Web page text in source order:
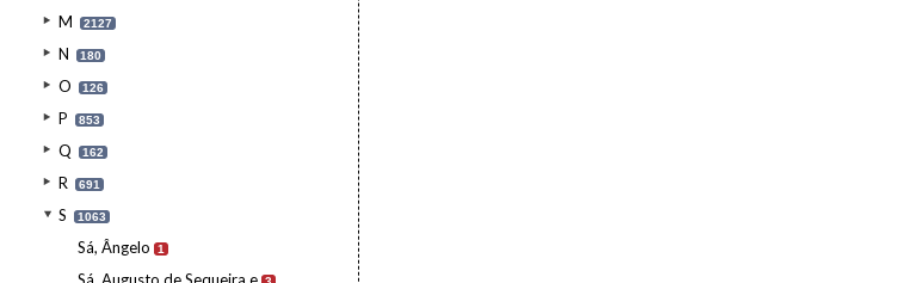
M 2127
N 180
O 126
P 853
Q 162
R 691
S 1063
Sá, Ângelo 1